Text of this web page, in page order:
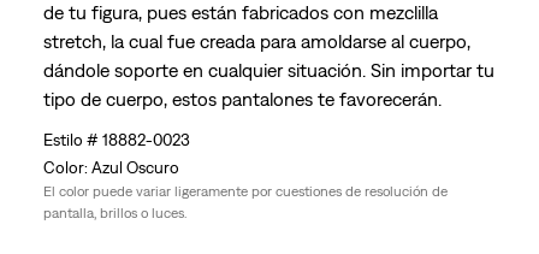
de tu figura, pues están fabricados con mezclilla
stretch, la cual fue creada para amoldarse al cuerpo,
dándole soporte en cualquier situación. Sin importar tu
tipo de cuerpo, estos pantalones te favorecerán.
18882-0023
Azul Oscuro
El color puede variar ligeramente por cuestiones de resolución de
pantalla, brillos o luces.